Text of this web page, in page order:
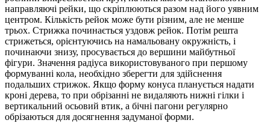
направляючі рейки, що скріплюються разом над його уявним
центром. Кількість рейок може бути різним, але не менше
трьох. Стрижка починається уздовж рейок. Потім решта
стрижеться, орієнтуючись на намальовану окружність, і
починаючи знизу, просувається до вершини майбутньої
фігури. Значення радіуса використовуваного при першому
формуванні кола, необхідно зберегти для здійснення
подальших стрижок. Якщо форму конуса планується надати
кроні дерева, то при обрізанні не видаляють нижні гілки і
вертикальний осьовий втик, а бічні пагони регулярно
обрізаються для досягнення задуманої форми.